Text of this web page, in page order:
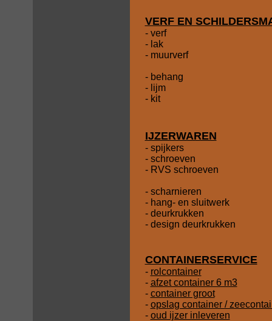
VERF EN
- verf
- lak
- muurverf
- behang
- lijm
- kit
IJZERWAREN
- spijkers
- schroeven
- RVS schroeven
- scharnieren
- hang- en sluitwerk
- deurkrukken
- design deurkrukken
CONTAINERSERVICE
- rolcontainer
- afzet container 6 m3
- container groot
- opslag container /
- oud ijzer inleveren